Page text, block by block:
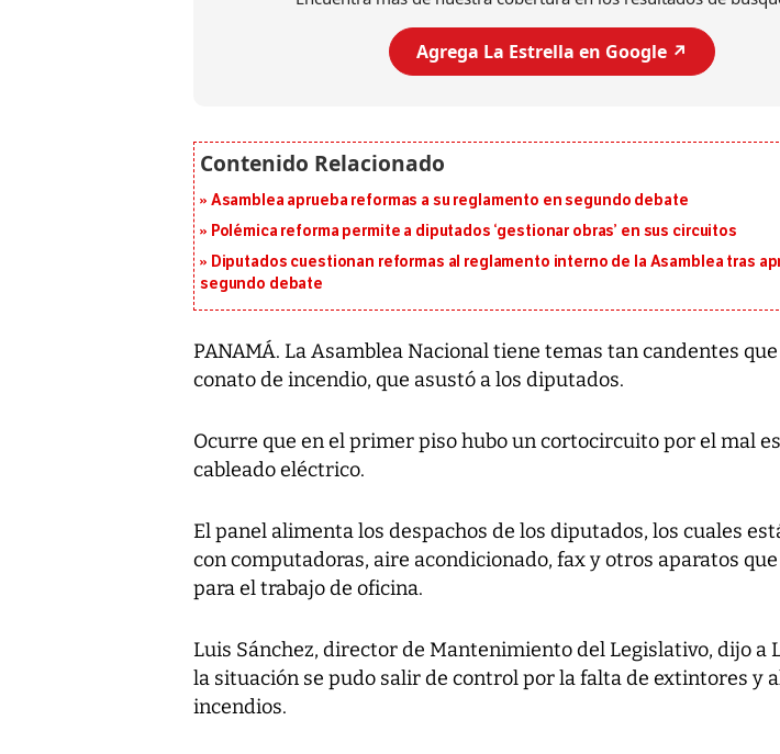
Agrega La Estrella en Google ↗️
Asamblea aprueba reformas a su reglamento en segundo debate
Polémica reforma permite a diputados ‘gestionar obras’ en sus circuitos
Diputados cuestionan reformas al reglamento interno de la Asamblea tras
segundo debate
PANAMÁ. La Asamblea Nacional tiene temas tan candentes
conato de incendio, que asustó a los diputados.
Ocurre que en el primer piso hubo un cortocircuito por el mal
cableado eléctrico.
El panel alimenta los despachos de los diputados, los cuales
con computadoras, aire acondicionado, fax y otros aparatos
para el trabajo de oficina.
Luis Sánchez, director de Mantenimiento del Legislativo, dijo a
la situación se pudo salir de control por la falta de extintores y
incendios.
al sur de Japón,